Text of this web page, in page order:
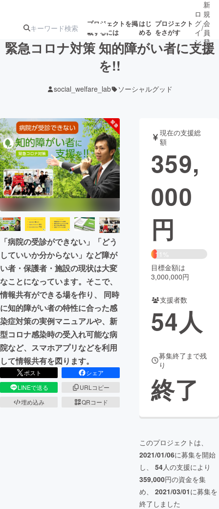
プロジェクトを掲
載するには
はじ
める
プロジェクト
をさがす
ターン
ジェクト
ロジェクト
アート・写真 音楽
テクノロジー・ガジェット ゲーム・サ
映像・映画
ビジネス・起業
まちづくり・地域活性化
CAMPFIRE for Social Good
CAMPFIRE Creation
CAMPFIREふるさと納税
コミュニティ
ロ
グ
イ
ン
/
新
規
会
員
登
録
緊急コロナ対策 知的障がい者に支援
を!!
social_welfare_lab ソーシャルグッド
「病院の受診ができない」「どう
していいか分からない」など障が
い者・保護者・施設の現状は大変
なことになっています。そこで、
情報共有ができる場を作り、 同時
に知的障がい者の特性に合った感
染症対策の実例マニュアルや、新
型コロナ感染時の受入れ可能な病
院など、スマホアプリなどを利用
して情報共有を図ります。
ポスト
シェア
LINEで送る
URLコピー
埋め込み
QRコード
現在の支援総
額
359,
000
円
11%
目標金額は
3,000,000円
支援者数
54人
募集終了まで残
り
終了
このプロジェクトは、
2021/01/06に募集を開始
し、 54人の支援により
359,000円の資金を集
め、 2021/03/01に募集を
終了しました